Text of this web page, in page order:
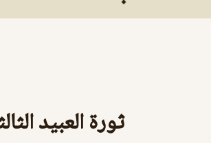
ثورة العبيد